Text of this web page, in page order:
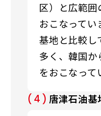
区）と広範囲
おこなってい
基地と比較し
多く、韓国か
をおこなって
(4) 唐津石油基